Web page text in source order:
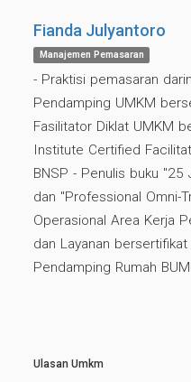
Fianda Julyantoro
Manajemen Pemasaran
- Praktisi pemasaran
Pendamping UMKM
Fasilitator Diklat UMKM
Institute Certified
BNSP - Penulis buku "25
dan "Professional Omni-
Operasional Area Kerja
dan Layanan bersertifikat
Pendamping Rumah
Ulasan Umkm